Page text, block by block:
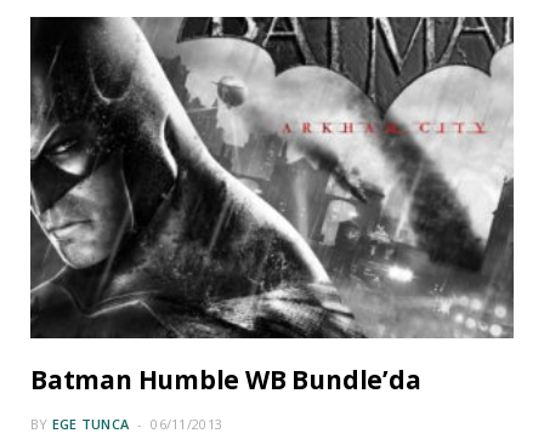
Batman Humble WB Bundle’da
BY EGE TUNCA 06/11/2013